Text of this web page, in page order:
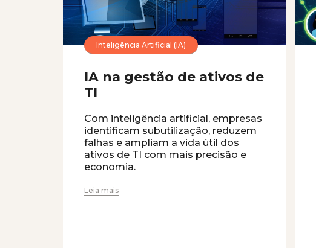
Inteligência Artificial (IA)
IA na gestão de ativos de
TI
Com inteligência artificial, empresas
identificam subutilização, reduzem
falhas e ampliam a vida útil dos
ativos de TI com mais precisão e
economia.
Leia mais